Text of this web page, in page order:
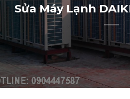
Sửa Máy Lạnh